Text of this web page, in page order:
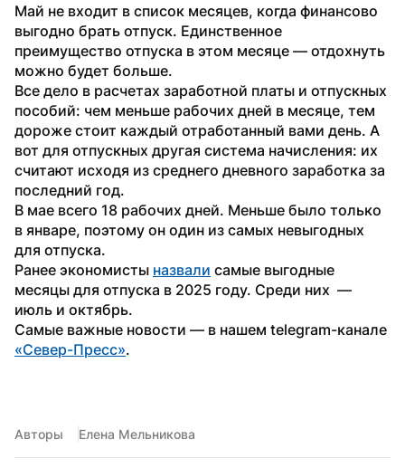
Май не входит в список месяцев, когда финансово
выгодно брать отпуск. Единственное
преимущество отпуска в этом месяце — отдохнуть
можно будет больше.
Все дело в расчетах заработной платы и отпускных
пособий: чем меньше рабочих дней в месяце, тем
дороже стоит каждый отработанный вами день. А
вот для отпускных другая система начисления: их
считают исходя из среднего дневного заработка за
последний год.
В мае всего 18 рабочих дней. Меньше было только
в январе, поэтому он один из самых невыгодных
для отпуска.
Ранее экономисты назвали самые выгодные
месяцы для отпуска в 2025 году. Среди них  —
июль и октябрь.
«Север-Пресс».
Авторы Елена Мельникова